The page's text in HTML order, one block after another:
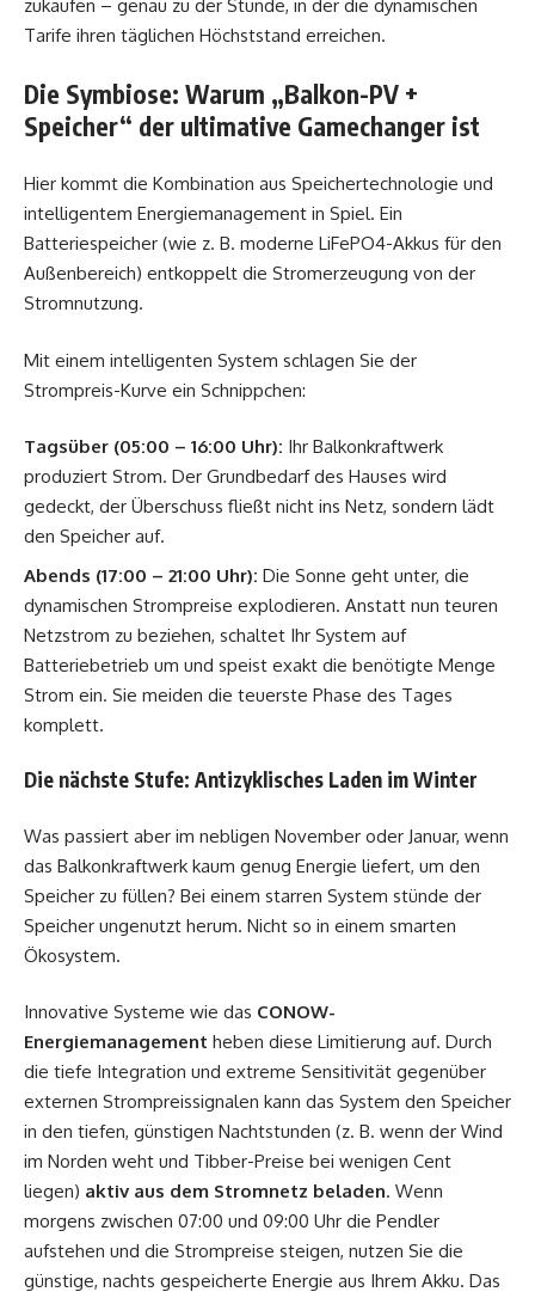
zukaufen – genau zu der Stunde, in der die dynamischen
Tarife ihren täglichen Höchststand erreichen.
Die Symbiose: Warum „Balkon-PV +
Speicher“ der ultimative Gamechanger ist
Hier kommt die Kombination aus Speichertechnologie und
intelligentem Energiemanagement in Spiel. Ein
Batteriespeicher (wie z. B. moderne LiFePO4-Akkus für den
Außenbereich) entkoppelt die Stromerzeugung von der
Stromnutzung.
Mit einem intelligenten System schlagen Sie der
Strompreis-Kurve ein Schnippchen:
Tagsüber (05:00 – 16:00 Uhr): Ihr Balkonkraftwerk
produziert Strom. Der Grundbedarf des Hauses wird
gedeckt, der Überschuss fließt nicht ins Netz, sondern lädt
den Speicher auf.
Abends (17:00 – 21:00 Uhr): Die Sonne geht unter, die
dynamischen Strompreise explodieren. Anstatt nun teuren
Netzstrom zu beziehen, schaltet Ihr System auf
Batteriebetrieb um und speist exakt die benötigte Menge
Strom ein. Sie meiden die teuerste Phase des Tages
komplett.
Die nächste Stufe: Antizyklisches Laden im Winter
Was passiert aber im nebligen November oder Januar, wenn
das Balkonkraftwerk kaum genug Energie liefert, um den
Speicher zu füllen? Bei einem starren System stünde der
Speicher ungenutzt herum. Nicht so in einem smarten
Ökosystem.
Innovative Systeme wie das CONOW-
Energiemanagement heben diese Limitierung auf. Durch
die tiefe Integration und extreme Sensitivität gegenüber
externen Strompreissignalen kann das System den Speicher
in den tiefen, günstigen Nachtstunden (z. B. wenn der Wind
im Norden weht und Tibber-Preise bei wenigen Cent
liegen) aktiv aus dem Stromnetz beladen. Wenn
morgens zwischen 07:00 und 09:00 Uhr die Pendler
aufstehen und die Strompreise steigen, nutzen Sie die
günstige, nachts gespeicherte Energie aus Ihrem Akku. Das